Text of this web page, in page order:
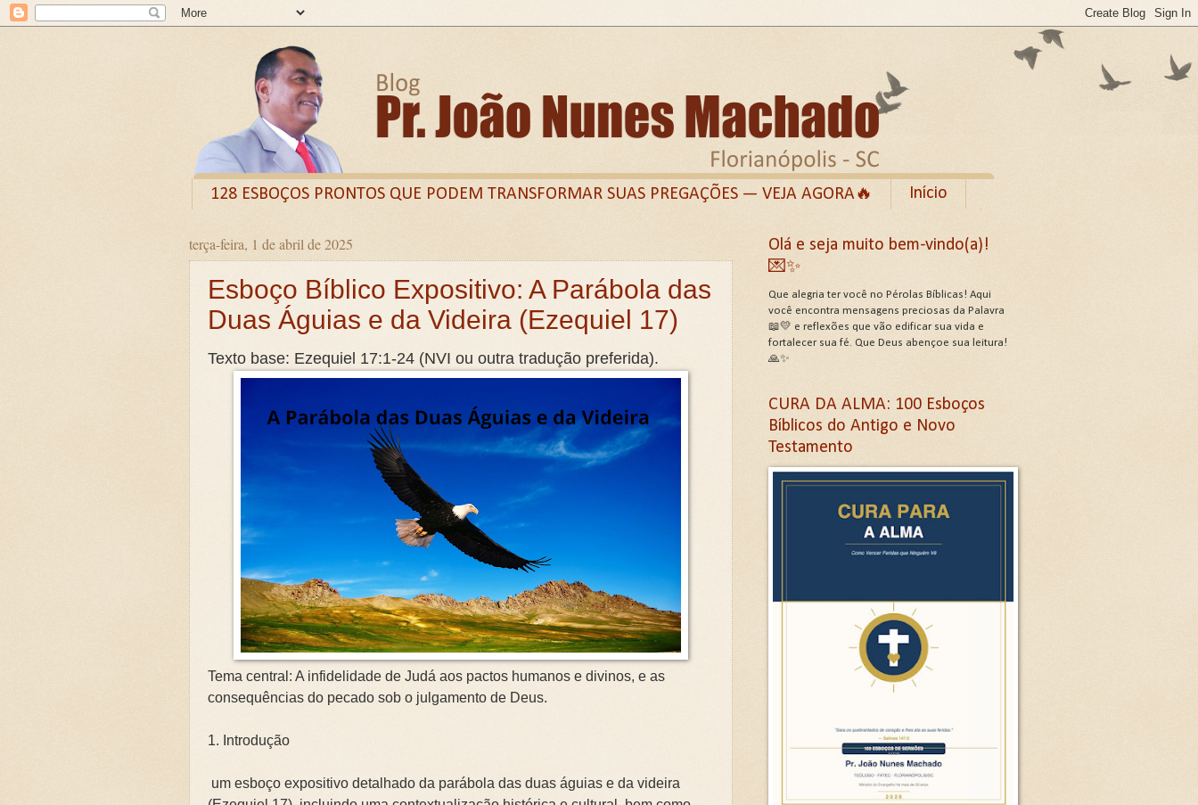
128 ESBOÇOS PRONTOS QUE PODEM TRANSFORMAR SUAS PREGAÇÕES — VEJA AGORA🔥
Início
Odysee
Livro
Grupo Facebook
CURSO DE FORMAÇÃO DE PREGADORES
Termos de Uso do Site
LIVRETO: TÍTULO - O VENCEDOR QUE DESAFIOU O IMPOSSÍVEL!
Guia prático: Como ensinar sobre Lilith hoje: Roteiro Bíblico, Histórico e pastoral!
O QUE A BÍBLIA DIZ SOBRE A PROPRIA BÍBLIA?
📖ESTUDO SOBRE DEUS E SEUS ATRIBUTOS .
💍CASAMENTO SEM SEXO: O RESULTADO É O DIVÓRCIO. ( 02 de 02 )
💍CASAMENTO SEM SEXO: O RESULTADO É O DIVÓRCIO.( 01 de 02 )
JARDIM SEM CERCA: QUANDO FALTA INTIMIDADE NO CASAMENTO.🌿➡️🏚️
REVELANDO O INVISÍVEL: UMA JORNADA PELOS ATRIBUTOS DIVINOS.
Curso: Teologia Bíblica Expositiva do Livro de Atos – Novo Testamento. Clique na Letra G
Curso Completo: Teologia Bíblica Expositiva do Cântico dos Cânticos. Clique na letra G
Curso: Ezequiel: A Simbológica Profética Revelada. Clique na letra G
Curso: Êxodo: A Jornada da Libertação à Presença de Deus. Clique na letra G
Curso: Teologia Bíblica Expositiva - Daniel. Clique na letra G
Curso: Quando a Glória Volta: Juízo, Esperança e Símbolos em Ezequiel. Clique na letra G
Curso Completo: Teologia Bíblica Expositiva das Sete Cartas do Apocalipse. Clique na letra G
📚SETE ERROS QUE O CASAL NÃO DEVE COMETER.Clique na letra G
A Fé Define seus Limites Antes da Provação.
terça-feira, 1 de abril de 2025
Esboço Bíblico Expositivo: A Parábola das
Duas Águias e da Videira (Ezequiel 17)
Texto base: Ezequiel 17:1-24 (NVI ou outra tradução preferida).
Tema central: A infidelidade de Judá aos pactos humanos e divinos, e as
consequências do pecado sob o julgamento de Deus.
1. Introdução
um esboço expositivo detalhado da parábola das duas águias e da videira
Olá e seja muito bem-vindo(a)!
💌✨
Que alegria ter você no Pérolas Bíblicas! Aqui
você encontra mensagens preciosas da Palavra
📖💛 e reflexões que vão edificar sua vida e
fortalecer sua fé. Que Deus abençoe sua leitura!
🙏✨
CURA DA ALMA: 100 Esboços
Bíblicos do Antigo e Novo
Testamento